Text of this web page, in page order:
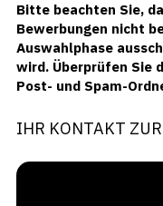
Bitte beachten Sie,
Bewerbungen nicht
Auswahlphase
wird. Überprüfen Sie
Post- und Spam-
IHR KONTAKT